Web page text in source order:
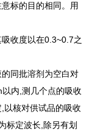
标的目的相同。用
收度以在0.3~0.7之
同批溶剂为空白对
内,测几个点的吸收
以核对供试品的吸收
标定波长,除另有划